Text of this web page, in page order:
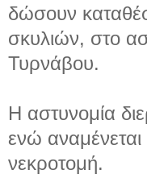
δώσουν
σκυλιών, στο
Τυρνάβου.
Η αστυνομία
ενώ αναμένεται
νεκροτομή.